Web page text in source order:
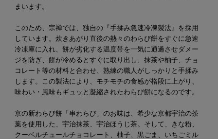
まいます。
このため、宗禅では、独自の『手揉み急速冷凍製法』を採用
しています。炊きあがり直後の熱々のわらび餅をすぐに急速
冷凍庫に入れ、餅が劣化する温度帯を一気に通過させダメー
ジを防ぎ、餅が冷めるとすぐに取り出し、抹茶や柚子、チョ
コレート等の材料と合わせ、熟練の職人がしっかりと手揉み
します。この製法により、モチモチの食感が格段に上がり、
味わい・風味もギュッと凝縮されたわらび餅になるのです。
京の新わらび餅「串わらび」のお味は、希少な京都宇治の茶
葉を使用した、宇治抹茶、宇治ほうじ茶。そして、きな粉、
クーベルチュールチョコレート、柚子、黒ごま、いちごミル